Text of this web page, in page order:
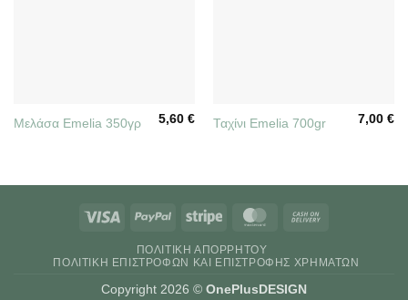
Μελάσα Emelia 350γρ 5,60€ Ταχίνι Emelia 700gr 7,00€
Visa PayPal Stripe MasterCard
Delivery
ΠΟΛΙΤΙΚΉ ΑΠΟΡΡΉΤΟΥ
ΠΟΛΙΤΙΚΉ ΕΠΙΣΤΡΟΦΏΝ ΚΑΙ ΕΠΙΣΤΡΟΦΉΣ ΧΡΗΜΆΤΩΝ
Copyright 2026 © OnePlusDESIGN